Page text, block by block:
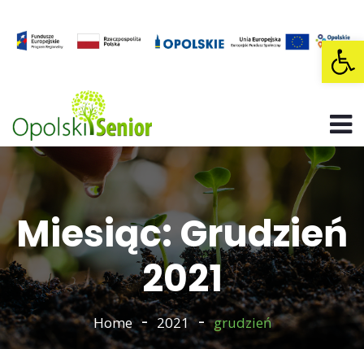
Miesiąc: Grudzień
2021
Home 2021 grudzień